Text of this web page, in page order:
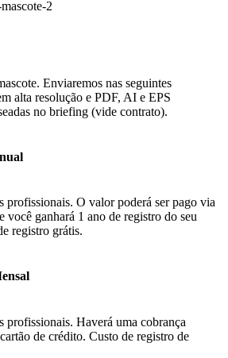
Enviaremos nas seguintes
alta resolução e PDF, AI e EPS
no briefing (vide contrato).
profissionais. O valor poderá ser pago via
você ganhará 1 ano de registro do seu
registro grátis.
profissionais. Haverá uma cobrança
de crédito. Custo de registro de